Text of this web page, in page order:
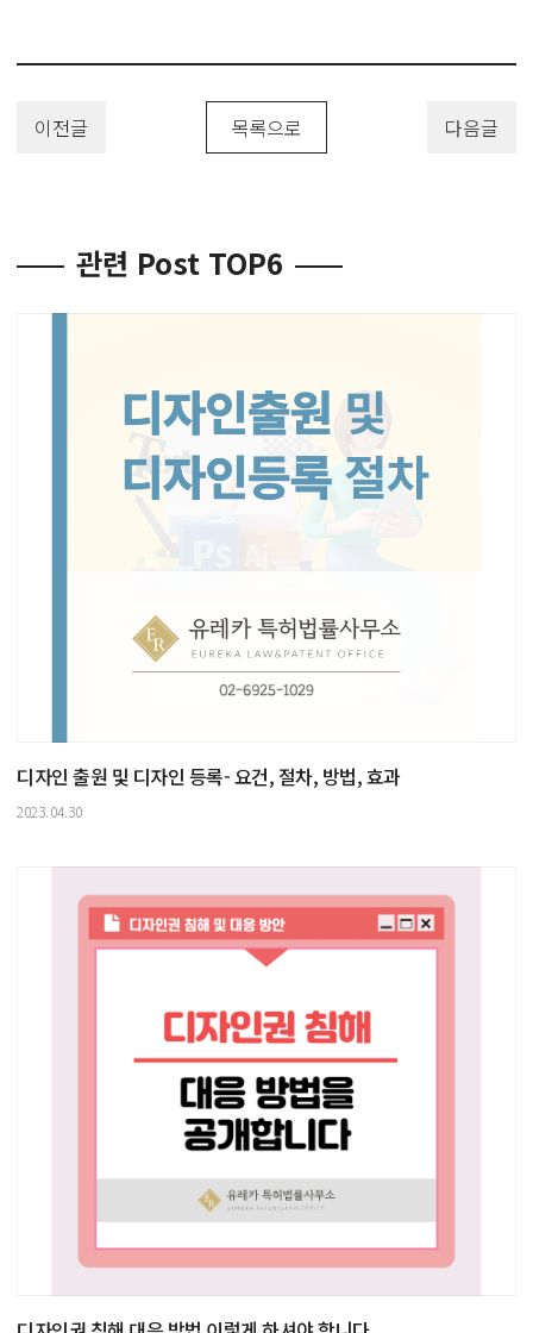
이전글 목록으로 다음글
관련 Post TOP6
디자인 출원 및 디자인 등록- 요건, 절차, 방법, 효과
2023.04.30